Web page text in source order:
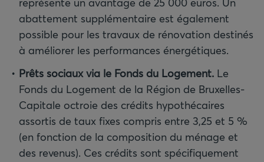
abattement supplémentaire est également
possible pour les travaux de rénovation destinés
à améliorer les performances énergétiques.
Prêts sociaux via le Fonds du Logement. Le
Fonds du Logement de la Région de Bruxelles-
Capitale octroie des crédits hypothécaires
assortis de taux fixes compris entre 3,25 et 5 %
(en fonction de la composition du ménage et
des revenus). Ces crédits sont spécifiquement